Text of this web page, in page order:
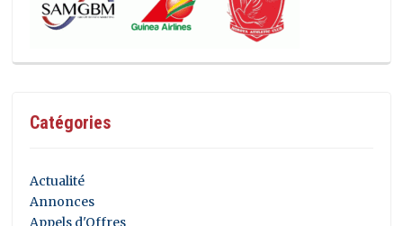
Catégories
Actualité
Annonces
Appels d'Offres